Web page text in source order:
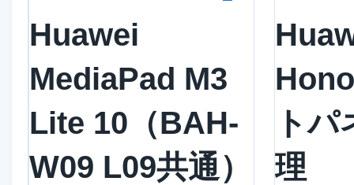
Huawei
MediaPad M3
Lite 10（BAH-
W09 L09共通）
ト
理